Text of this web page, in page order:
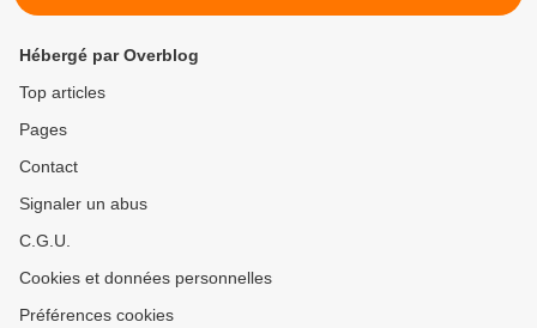
Hébergé par Overblog
Top articles
Pages
Contact
Signaler un abus
C.G.U.
Cookies et données personnelles
Préférences cookies